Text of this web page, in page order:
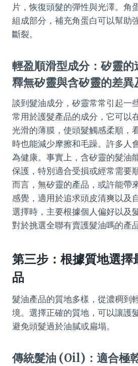
片，恢復頭髮的彈性與光澤。角
組成部分，補充角蛋白可以幫助
斷裂。
輕盈順滑型成分：矽靈
釋無矽靈與含矽靈的差異
談到髮油成分，矽靈常常引起一
常用於護髮產品的成分，它可以
光滑的薄膜，使頭髮觸感柔順，
時也能減少摩擦和毛躁。許多人
為健康。事實上，含矽靈的髮油
保護，特別適合受損或經常需要
而言，無矽靈的產品，或許能帶
感覺，適用於追求頭皮清爽以及
選擇時，主要根據個人偏好以及
對於挑選全聯有賣護髮油嗎的產
第三步：根據質地選擇
品
髮油產品的質地多樣，從濃稠到
境。選擇正確的質地，可以讓護
避免頭髮過於油膩或扁塌。
傳統髮油 (Oil)：適合極